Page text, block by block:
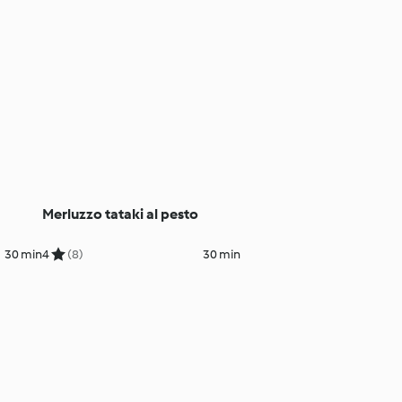
30 min
Merluzzo tataki al pesto
4 (8) 30 min